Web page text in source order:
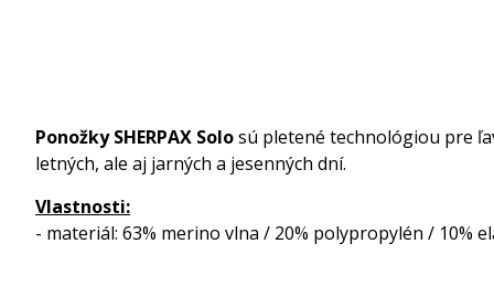
Ponožky SHERPAX Solosú pletené technológiou pre
letných, ale aj jarných a jesenných dní.
Vlastnosti:
- materiál: 63% merino vlna / 20% polypropylén / 10%